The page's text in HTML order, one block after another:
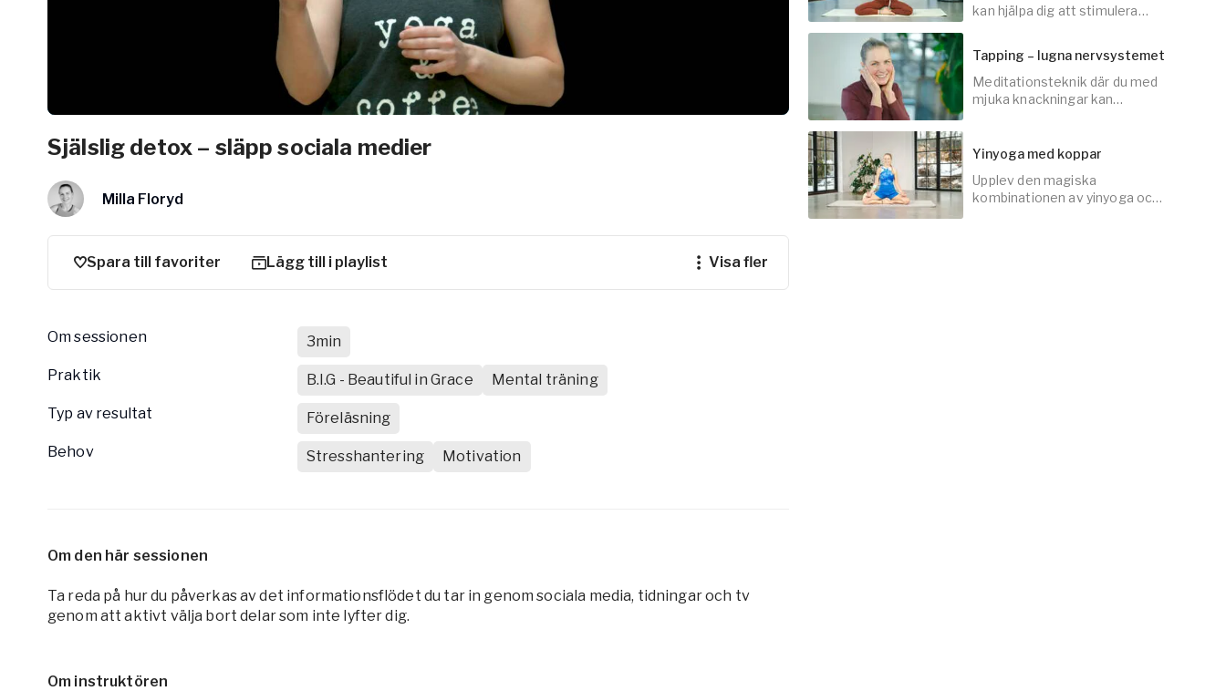
Arbetsgivare
Pausa Smart
Yogobe för yogalärare
Hotell & Konferens
Själslig detox – släpp sociala medier
Milla Floryd
Spara till favoriter Lägg till i playlist visa fler
Om sessionen
3min
Praktik
B.I.G - Beautiful in Grace
Mental träning
Typ av resultat
Föreläsning
Behov
Stresshantering Motivation
Om den här sessionen
Ta reda på hur du påverkas av det informationsflödet du tar in genom sociala media, tidningar och tv
genom att aktivt välja bort delar som inte lyfter dig.
Om instruktören
min
kan hjälpa dig att stimulera
10min
Tapping – lugna nervsystemet
Meditationsteknik där du med
mjuka knackningar kan
Yinyoga med koppar
Upplev den magiska
kombinationen av yinyoga och